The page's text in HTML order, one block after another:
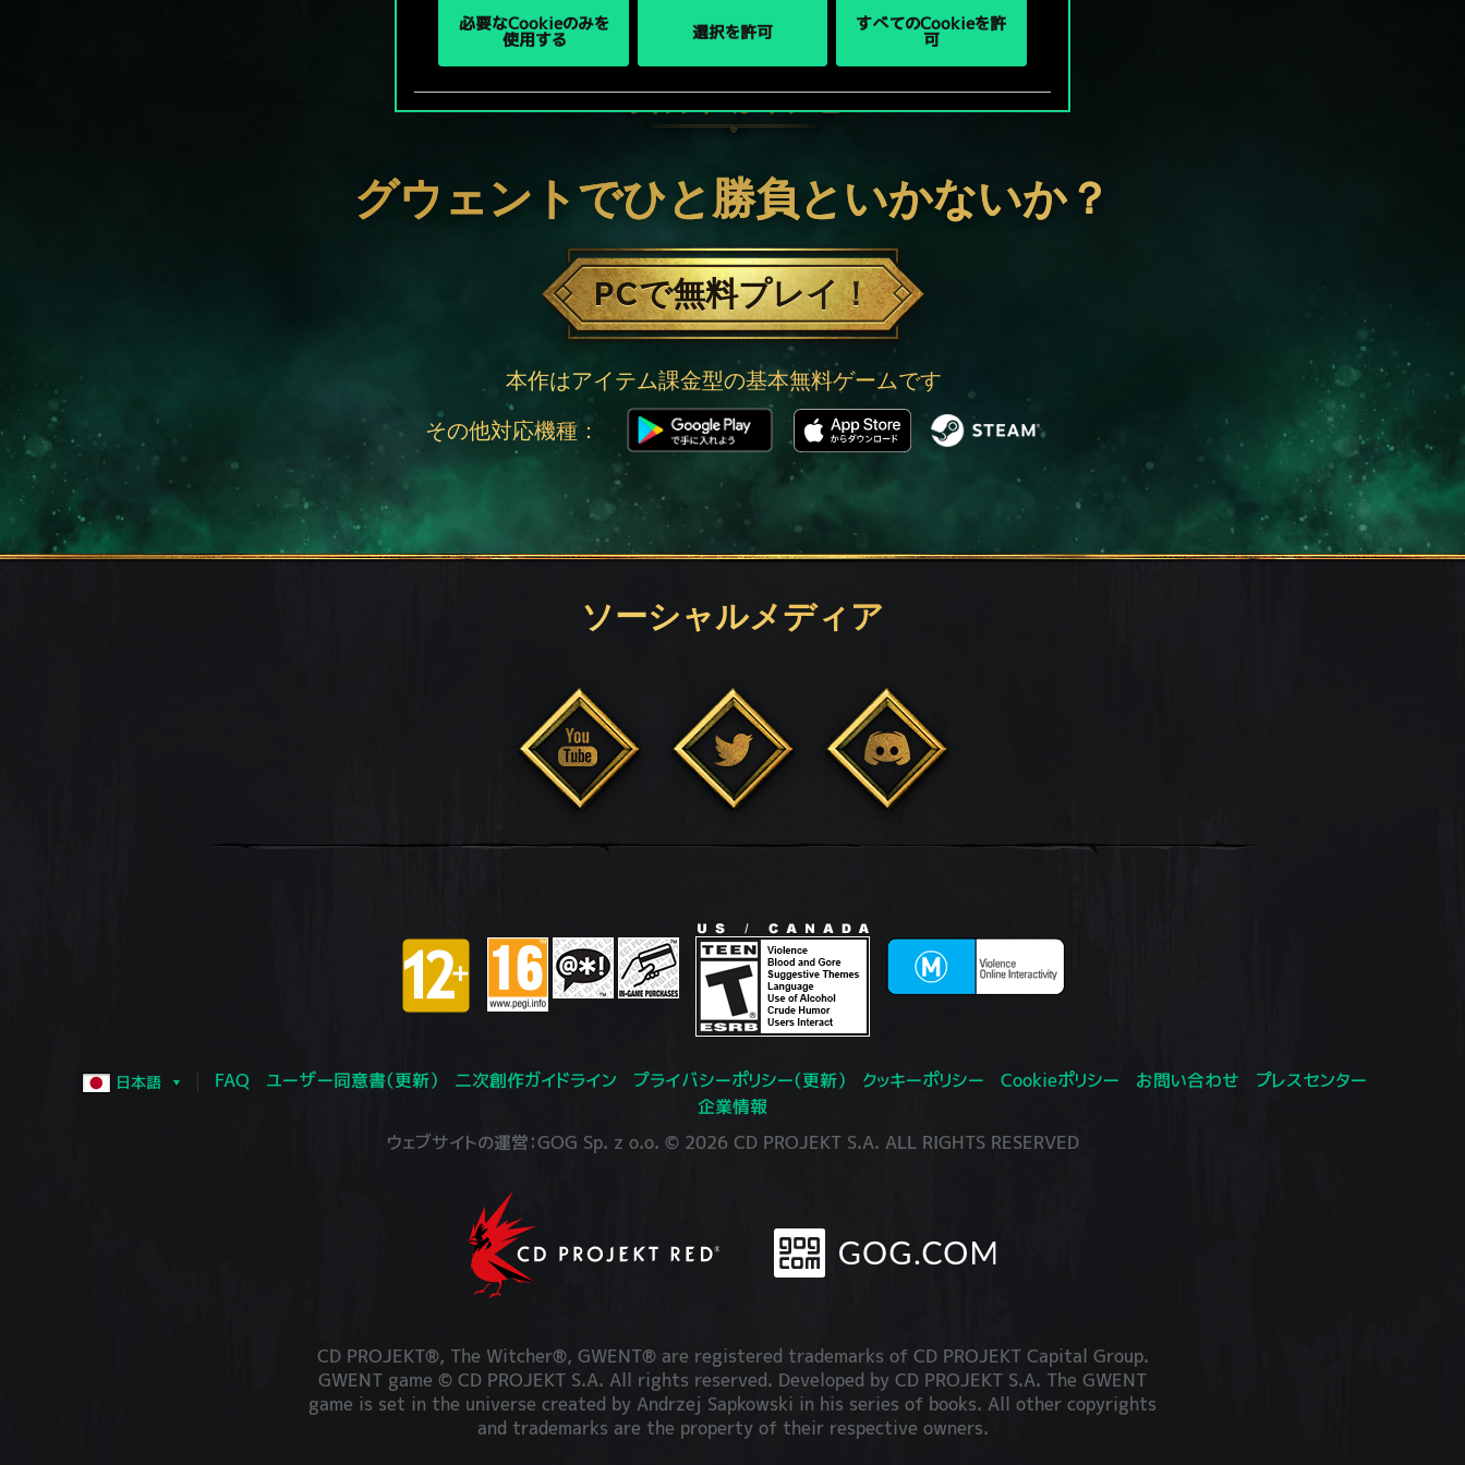
必要なCookieのみを
使用する 選択を許可 すべてのCookieを許
可
グウェントでひと勝負といかないか？
PCで無料プレイ！
本作はアイテム課金型の基本無料ゲームです
その他対応機種：
ソーシャルメディア
日本語 FAQ ユーザー同意書（更新） 二次創作ガイドライン プライバシーポリシー（更新） クッキーポリシー Cookieポリシー お問い合わせ
プレスセンター
企業情報
ウェブサイトの運営：GOG Sp. z o.o. © 2026 CD PROJEKT S.A. ALL RIGHTS RESERVED
CD PROJEKT®, The Witcher®, GWENT® are registered trademarks of CD PROJEKT Capital Group.
GWENT game © CD PROJEKT S.A. All rights reserved. Developed by CD PROJEKT S.A. The GWENT
game is set in the universe created by Andrzej Sapkowski in his series of books. All other copyrights
and trademarks are the property of their respective owners.